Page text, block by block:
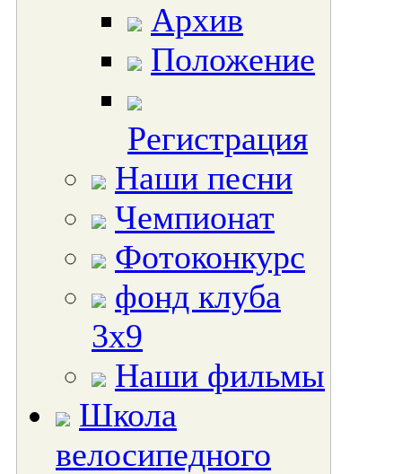
Архив
Положение
Регистрация
Наши песни
Чемпионат
Фотоконкурс
фонд клуба
3х9
Наши фильмы
Школа
велосипедного